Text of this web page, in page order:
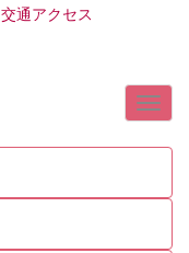
交通アクセス